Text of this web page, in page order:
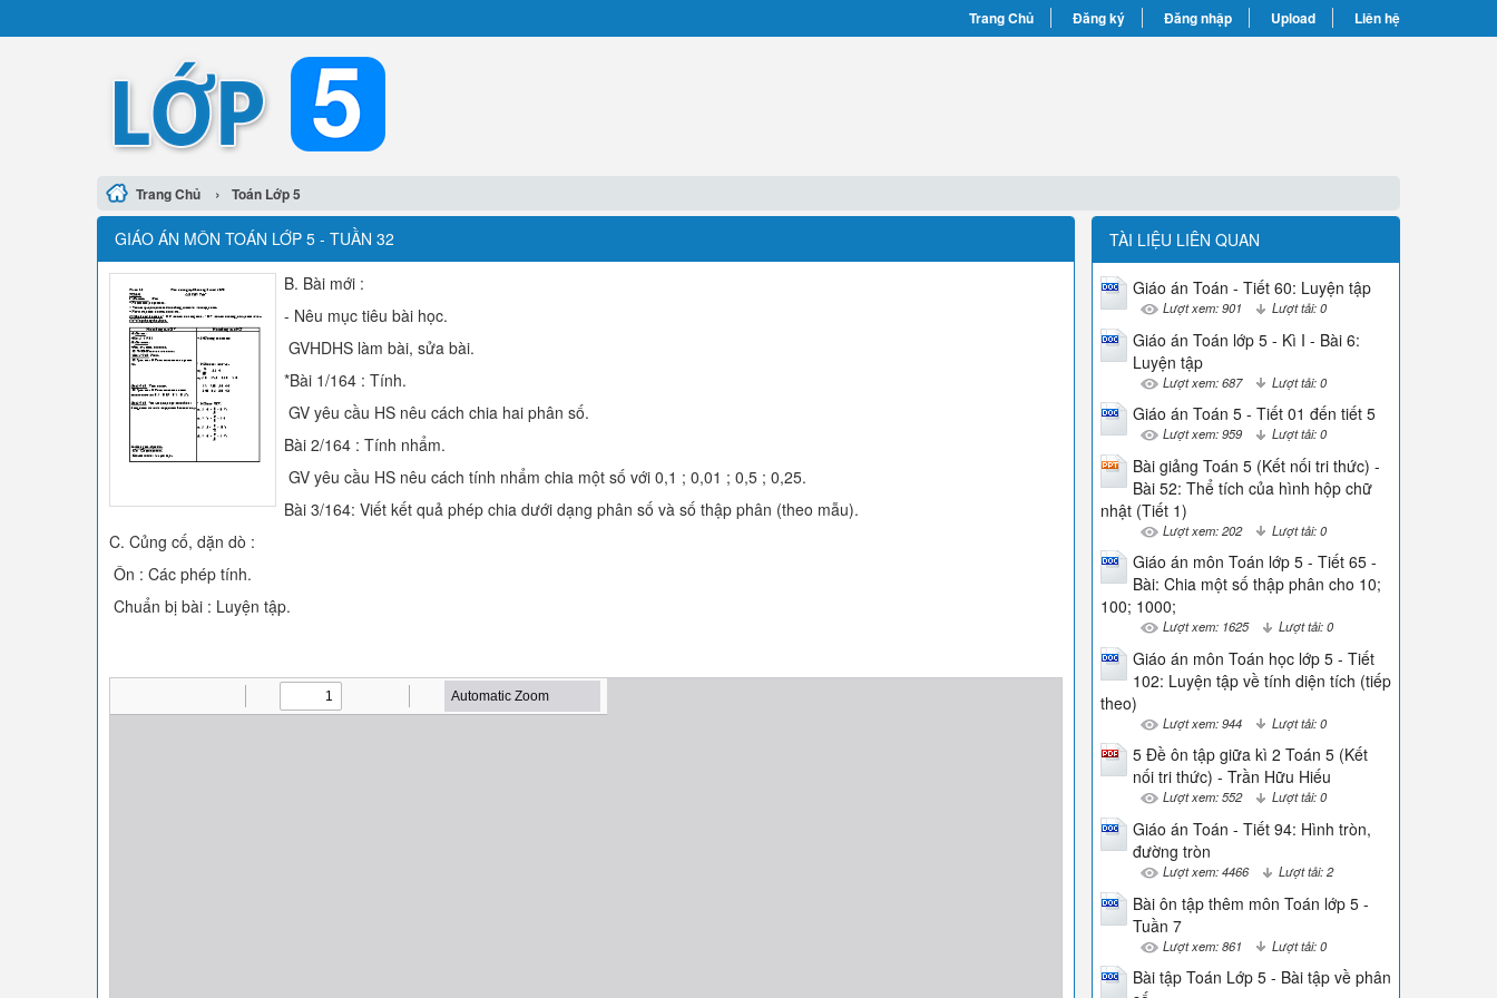
Trang Chủ Đăng ký Đăng nhập Upload Liên hệ
Trang Chủ › Toán Lớp 5
GIÁO ÁN MÔN TOÁN LỚP 5 - TUẦN 32
B. Bài mới :
- Nêu mục tiêu bài học.
GVHDHS làm bài, sửa bài.
*Bài 1/164 : Tính.
GV yêu cầu HS nêu cách chia hai phân số.
Bài 2/164 : Tính nhẩm.
GV yêu cầu HS nêu cách tính nhẩm chia một số với 0,1 ; 0,01 ; 0,5 ; 0,25.
Bài 3/164: Viết kết quả phép chia dưới dạng phân số và số thập phân (theo mẫu).
C. Củng cố, dặn dò :
Ôn : Các phép tính.
Chuẩn bị bài : Luyện tập.
TÀI LIỆU LIÊN QUAN
Giáo án Toán - Tiết 60: Luyện tập
Lượt xem: 901 Lượt tải: 0
Giáo án Toán lớp 5 - Kì I - Bài 6:
Luyện tập
Lượt xem: 687 Lượt tải: 0
Giáo án Toán 5 - Tiết 01 đến tiết 5
Lượt xem: 959 Lượt tải: 0
Bài giảng Toán 5 (Kết nối tri thức) -
Bài 52: Thể tích của hình hộp chữ
nhật (Tiết 1)
Lượt xem: 202 Lượt tải: 0
Giáo án môn Toán lớp 5 - Tiết 65 -
Bài: Chia một số thập phân cho 10;
100; 1000;
Lượt xem: 1625 Lượt tải: 0
Giáo án môn Toán học lớp 5 - Tiết
102: Luyện tập về tính diện tích (tiếp
theo)
Lượt xem: 944 Lượt tải: 0
5 Đề ôn tập giữa kì 2 Toán 5 (Kết
nối tri thức) - Trần Hữu Hiếu
Lượt xem: 552 Lượt tải: 0
Giáo án Toán - Tiết 94: Hình tròn,
đường tròn
Lượt xem: 4466 Lượt tải: 2
Bài ôn tập thêm môn Toán lớp 5 -
Tuần 7
Lượt xem: 861 Lượt tải: 0
Bài tập Toán Lớp 5 - Bài tập về phân